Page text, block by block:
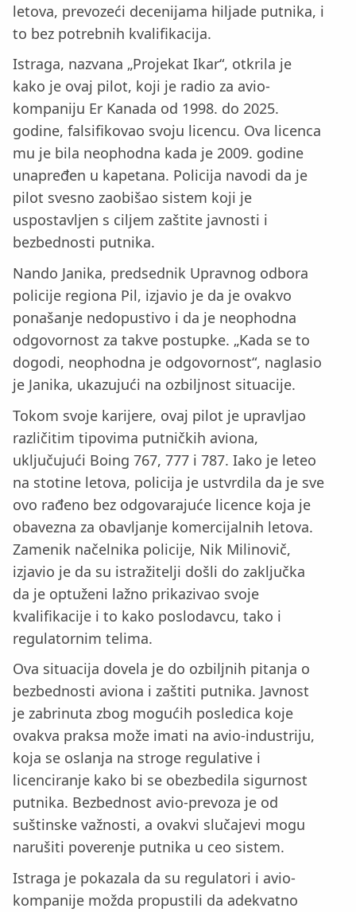
letova, prevozeći decenijama hiljade putnika, i
to bez potrebnih kvalifikacija.
Istraga, nazvana „Projekat Ikar“, otkrila je
kako je ovaj pilot, koji je radio za avio-
kompaniju Er Kanada od 1998. do 2025.
godine, falsifikovao svoju licencu. Ova licenca
mu je bila neophodna kada je 2009. godine
unapređen u kapetana. Policija navodi da je
pilot svesno zaobišao sistem koji je
uspostavljen s ciljem zaštite javnosti i
bezbednosti putnika.
Nando Janika, predsednik Upravnog odbora
policije regiona Pil, izjavio je da je ovakvo
ponašanje nedopustivo i da je neophodna
odgovornost za takve postupke. „Kada se to
dogodi, neophodna je odgovornost“, naglasio
je Janika, ukazujući na ozbiljnost situacije.
Tokom svoje karijere, ovaj pilot je upravljao
različitim tipovima putničkih aviona,
uključujući Boing 767, 777 i 787. Iako je leteo
na stotine letova, policija je ustvrdila da je sve
ovo rađeno bez odgovarajuće licence koja je
obavezna za obavljanje komercijalnih letova.
Zamenik načelnika policije, Nik Milinovič,
izjavio je da su istražitelji došli do zaključka
da je optuženi lažno prikazivao svoje
kvalifikacije i to kako poslodavcu, tako i
regulatornim telima.
Ova situacija dovela je do ozbiljnih pitanja o
bezbednosti aviona i zaštiti putnika. Javnost
je zabrinuta zbog mogućih posledica koje
ovakva praksa može imati na avio-industriju,
koja se oslanja na stroge regulative i
licenciranje kako bi se obezbedila sigurnost
putnika. Bezbednost avio-prevoza je od
suštinske važnosti, a ovakvi slučajevi mogu
narušiti poverenje putnika u ceo sistem.
Istraga je pokazala da su regulatori i avio-
kompanije možda propustili da adekvatno